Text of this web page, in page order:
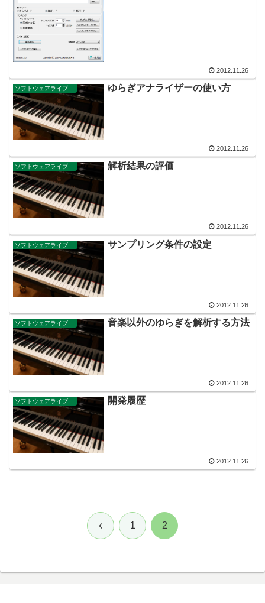
2012.11.26
ゆらぎアナライザーの使い方
2012.11.26
ソフトウェアライブラリ 解析結果の評価
2012.11.26
サンプリング条件の設定
2012.11.26
音楽以外のゆらぎを解析する方法
2012.11.26
ソフトウェアライブラリ 開発履歴
2012.11.26
前 1 2